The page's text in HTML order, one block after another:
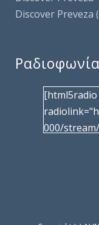
Discover Preveza
Ραδιοφωνία
[html5radio
000/